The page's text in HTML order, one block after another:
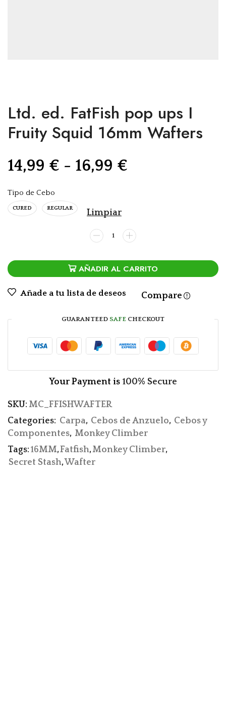
Ltd. ed. FatFish pop ups I
Fruity Squid 16mm Wafters
14,99 € - 16,99 €
Tipo de Cebo
CURED REGULAR Limpiar
AÑADIR AL CARRITO
Añade a tu lista de deseos Compare
GUARANTEED SAFE CHECKOUT
Your Payment is 100% Secure
SKU: MC_FFISHWAFTER
Categories: Carpa, Cebos de Anzuelo, Cebos y
Componentes, Monkey Climber
Tags: 16MM,Fatfish,Monkey Climber,
Secret Stash,Wafter